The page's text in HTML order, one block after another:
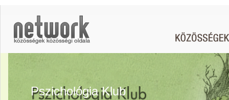
Pszichológia Klub